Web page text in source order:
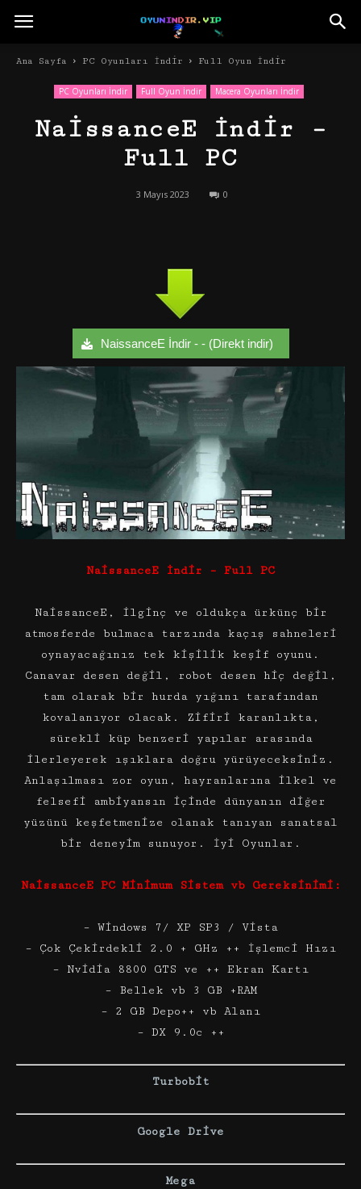
Ana Sayfa PC Oyunları İndir Full Oyun İndir
PC Oyunları İndir Full Oyun İndir Macera Oyunları İndir
NaissanceE İndir –
Full PC
3 Mayıs 2023 0
NaissanceE İndir - - (Direkt indir)
NaissanceE İndir – Full PC
NaissanceE, ilginç ve oldukça ürkünç bir
atmosferde bulmaca tarzında kaçış sahneleri
oynayacağınız tek kişilik keşif oyunu.
Canavar desen değil, robot desen hiç değil,
tam olarak bir hurda yığını tarafından
kovalanıyor olacak. Zifiri karanlıkta,
sürekli küp benzeri yapılar arasında
ilerleyerek ışıklara doğru yürüyeceksiniz.
Anlaşılması zor oyun, hayranlarına ilkel ve
felsefi ambiyansın içinde dünyanın diğer
yüzünü keşfetmenize olanak tanıyan sanatsal
bir deneyim sunuyor. İyi Oyunlar.
NaissanceE PC Minimum Sistem vb Gereksinimi:
– Windows 7/ XP SP3 / Vista
– Çok Çekirdekli 2.0 + GHz ++ İşlemci Hızı
– Nvidia 8800 GTS ve ++ Ekran Kartı
– Bellek vb 3 GB +RAM
– 2 GB Depo++ vb Alanı
– DX 9.0c ++
Turbobit
Google Drive
Mega